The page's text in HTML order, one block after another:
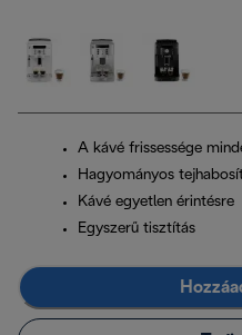
A kávé frissessége
Hagyományos
Kávé egyetlen érintésre
Egyszerű tisztítás